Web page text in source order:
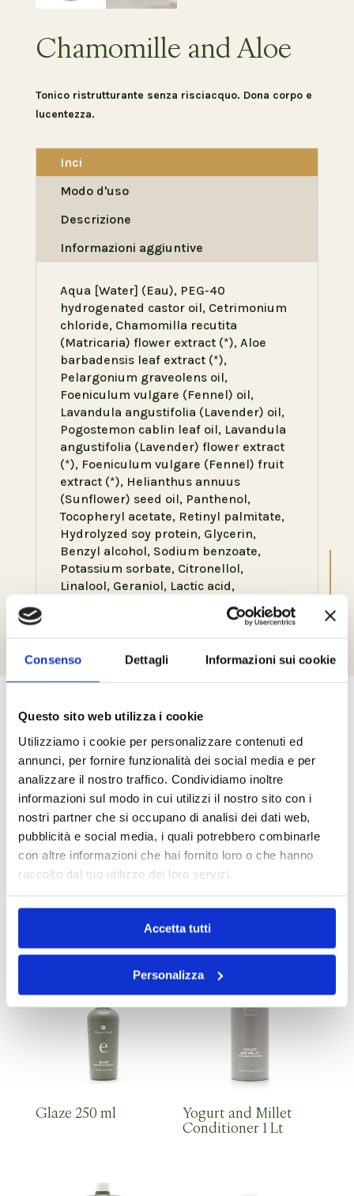
Consenso Dettagli Informazioni sui cookie
Questo sito web utilizza i cookie
Utilizziamo i cookie per personalizzare contenuti ed
annunci, per fornire funzionalità dei social media e per
analizzare il nostro traffico. Condividiamo inoltre
informazioni sul modo in cui utilizzi il nostro sito con i
nostri partner che si occupano di analisi dei dati web,
pubblicità e social media, i quali potrebbero combinarle
con altre informazioni che hai fornito loro o che hanno
raccolto dal tuo utilizzo dei loro servizi.
Accetta tutti
Personalizza
Chamomille and Aloe
Tonico ristrutturante senza risciacquo. Dona corpo e
lucentezza.
Inci
Modo d'uso
Descrizione
Informazioni aggiuntive
Aqua [Water] (Eau), PEG-40
hydrogenated castor oil, Cetrimonium
chloride, Chamomilla recutita
(Matricaria) flower extract (*), Aloe
barbadensis leaf extract (*),
Pelargonium graveolens oil,
Foeniculum vulgare (Fennel) oil,
Lavandula angustifolia (Lavender) oil,
Pogostemon cablin leaf oil, Lavandula
angustifolia (Lavender) flower extract
(*), Foeniculum vulgare (Fennel) fruit
extract (*), Helianthus annuus
(Sunflower) seed oil, Panthenol,
Tocopheryl acetate, Retinyl palmitate,
Hydrolyzed soy protein, Glycerin,
Benzyl alcohol, Sodium benzoate,
Potassium sorbate, Citronellol,
Linalool, Geraniol, Lactic acid,
Limonene. *from organic agriculture
Prodotti correlati
Glaze 250 ml
Yogurt and Millet
Conditioner 1 Lt